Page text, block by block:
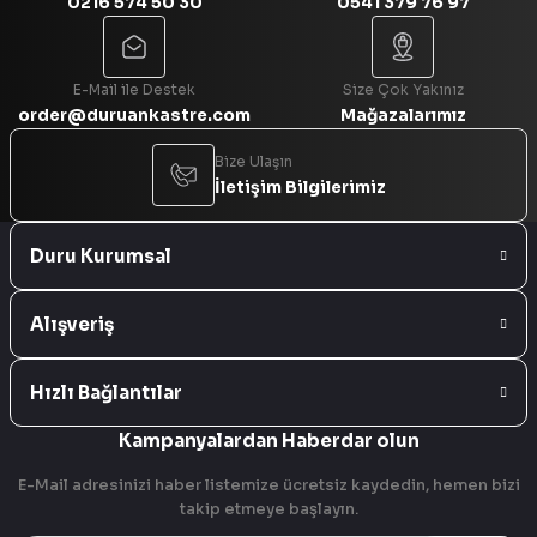
E-Mail ile Destek
order@duruankastre.com
Size Çok Yakınız
Mağazalarımız
Bize Ulaşın
İletişim Bilgilerimiz
Duru Kurumsal
Alışveriş
Hızlı Bağlantılar
Kampanyalardan Haberdar olun
E-Mail adresinizi haber listemize ücretsiz kaydedin, hemen bizi
takip etmeye başlayın.